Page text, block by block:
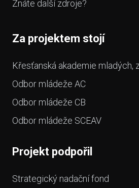
Znáte další zdroje?
Za projektem stojí
Křesťanská akademie mladých,
Odbor mládeže AC
Odbor mládeže CB
Odbor mládeže SCEAV
Projekt podpořil
Strategický nadační fond